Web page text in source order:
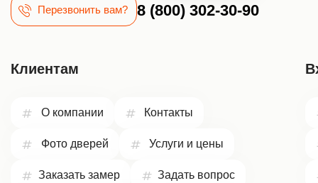
Клиентам
О компании Контакты
Фото дверей Услуги и цены
Заказать замер Задать вопрос
Перезвонить вам? 8 (800) 302-30-90